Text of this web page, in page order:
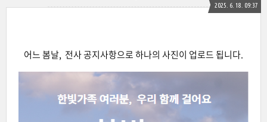
2025. 6. 18. 09:37
어느 봄날, 전사 공지사항으로 하나의 사진이 업로드 됩니다.